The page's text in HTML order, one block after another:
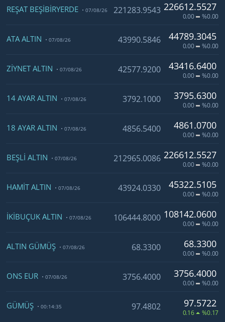
REŞAT BEŞIBIRYERDE 07/08/26 221283.9543 226612.5527
0.00 %0.00
ATA ALTIN 07/08/26 43990.5846 44789.3045
0.00 %0.00
ZIYNET ALTIN 07/08/26 42577.9200 43416.6400
0.00 %0.00
14 AYAR ALTIN 07/08/26 3792.1000 3795.6300
0.00 %0.00
18 AYAR ALTIN 07/08/26 4856.5400 4861.0700
0.00 %0.00
BEŞLI ALTIN 07/08/26 212965.0086 226612.5527
0.00 %0.00
HAMIT ALTIN 07/08/26 43924.0330 45322.5105
0.00 %0.00
İKIBUÇUK ALTIN 07/08/26 106444.8000 108142.0600
0.00 %0.00
ALTIN GÜMÜŞ 07/08/26 68.3300 68.3300
0.00 %0.00
ONS EUR 07/08/26 3756.4000 3756.4000
0.00 %0.00
GÜMÜŞ 00:14:35 97.4802 97.5722
0.16 %0.17